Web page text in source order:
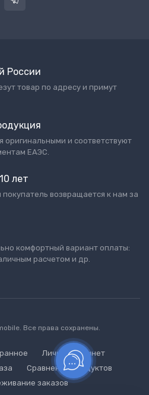
России
товар по адресу и примут
оригинальными и соответствуют
ЕАЭС.
лет
возвращается к нам за
комфортный вариант оплаты:
расчетом и др.
Все права сохранены.
Личный кабинет
Сравнение продуктов
заказов